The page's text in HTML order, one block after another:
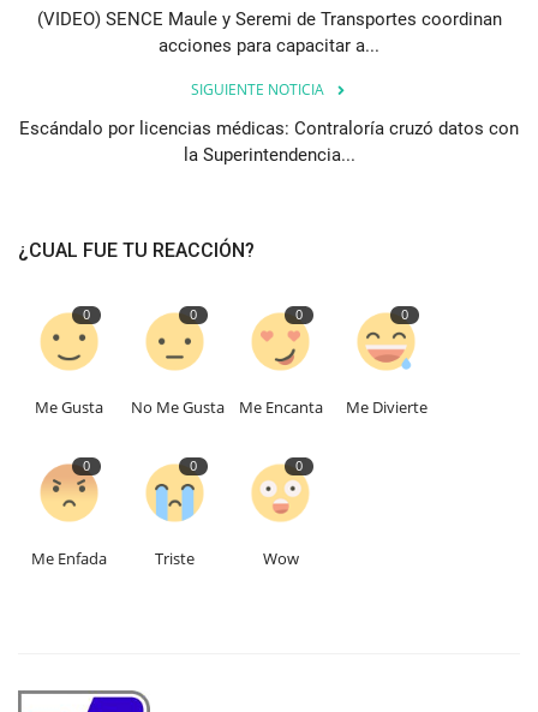
(VIDEO) SENCE Maule y Seremi de Transportes coordinan
acciones para capacitar a...
SIGUIENTE NOTICIA
Escándalo por licencias médicas: Contraloría cruzó datos con
la Superintendencia...
¿CUAL FUE TU REACCIÓN?
0
Me Gusta
0
No Me Gusta
0
Me Encanta
0
Me Divierte
0
Me Enfada
0
Triste
0
Wow